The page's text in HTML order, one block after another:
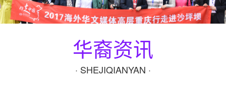
华裔资讯
· SHEJIQIANYAN ·